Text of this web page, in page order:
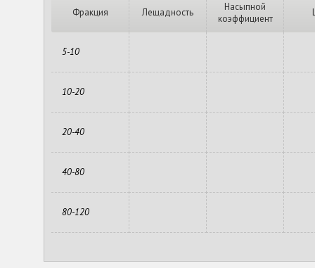
Фракция Лещадность
Насыпной
коэффициент
5-10
10-20
20-40
40-80
80-120